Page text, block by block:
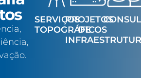
DESEJA REALIZAR COTAÇÃO ?
SOLICITE AGORA
SERVIÇOS
TOPOGRÁFICOS
PROJETOS
DE